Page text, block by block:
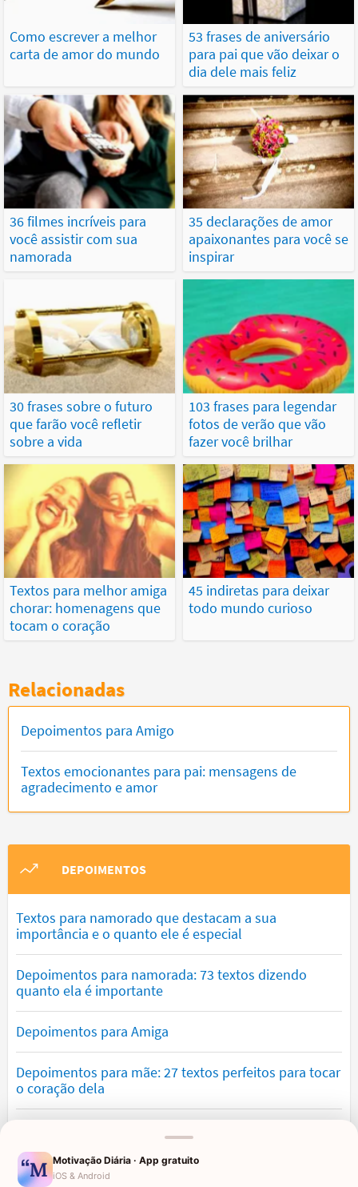
Como escrever a melhor
carta de amor do mundo
53 frases de aniversário
para pai que vão deixar o
dia dele mais feliz
36 filmes incríveis para
você assistir com sua
namorada
35 declarações de amor
apaixonantes para você se
inspirar
30 frases sobre o futuro
que farão você refletir
sobre a vida
103 frases para legendar
fotos de verão que vão
fazer você brilhar
Textos para melhor amiga
chorar: homenagens que
tocam o coração
45 indiretas para deixar
todo mundo curioso
Relacionadas
Depoimentos para Amigo
Textos emocionantes para pai: mensagens de
agradecimento e amor
DEPOIMENTOS
Textos para namorado que destacam a sua
importância e o quanto ele é especial
Depoimentos para namorada: 73 textos dizendo
quanto ela é importante
Depoimentos para Amiga
Depoimentos para mãe: 27 textos perfeitos para tocar
o coração dela
Motivação Diária · App gratuito
iOS & Android